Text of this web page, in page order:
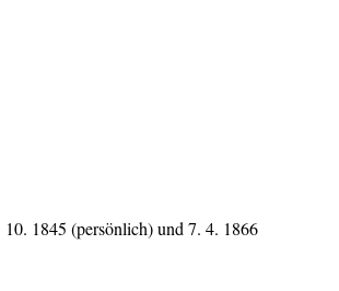
10. 1845 (persönlich) und 7. 4. 1866